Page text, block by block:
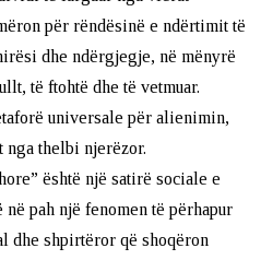
për rëndësinë e ndërtimit të
dhe ndërgjegje, në mënyrë
të ftohtë dhe të vetmuar.
universale për alienimin,
nga thelbi njerëzor.
është një satirë sociale e
pah një fenomen të përhapur
dhe shpirtëror që shoqëron